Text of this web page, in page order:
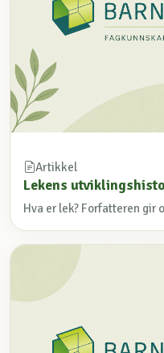
Artikkel
Lekens
Hva er lek? Forfatteren gir